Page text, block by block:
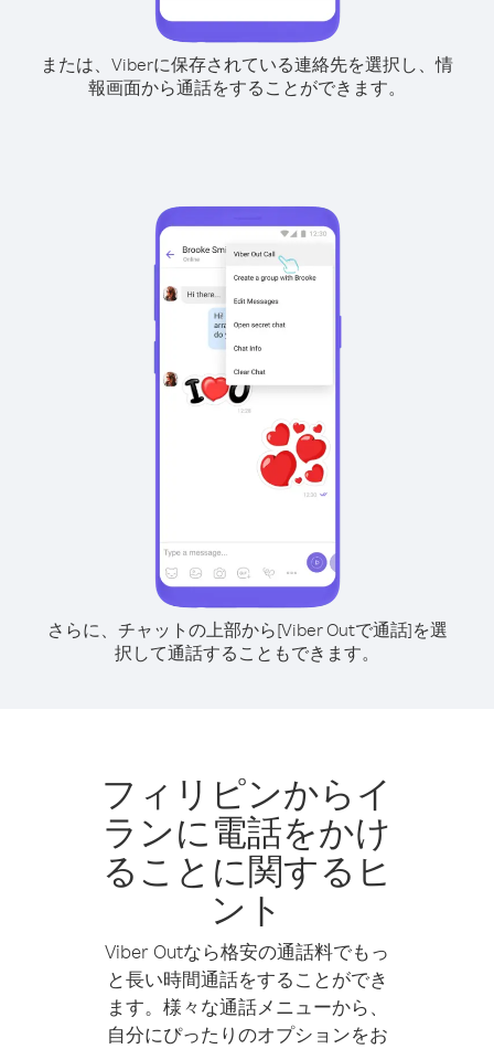
または、Viberに保存されている連絡先を選択し、情
報画面から通話をすることができます。
さらに、チャットの上部から[Viber Outで通話]を選
択して通話することもできます。
フィリピンからイ
ランに電話をかけ
ることに関するヒ
ント
Viber Outなら格安の通話料でもっ
と長い時間通話をすることができ
ます。様々な通話メニューから、
自分にぴったりのオプションをお